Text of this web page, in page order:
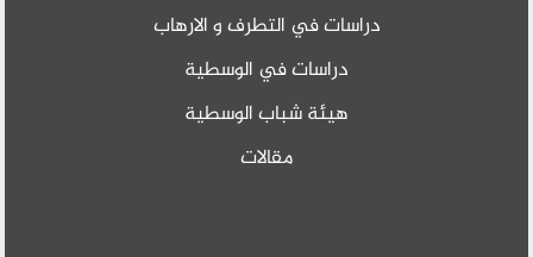
دراسات في التطرف و الارهاب
دراسات في الوسطية
هيئة شباب الوسطية
مقالات